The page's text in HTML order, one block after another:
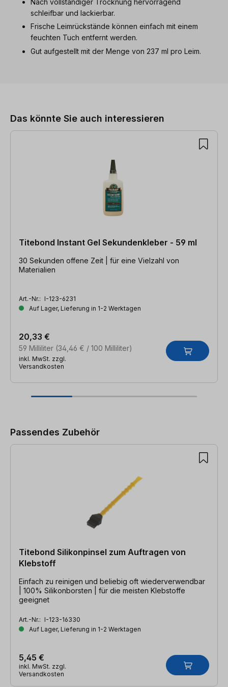
Nach vollständiger Trocknung hervorragend
schleifbar und lackierbar.
Frische Leimrückstände können einfach mit einem
feuchten Tuch entfernt werden.
Gut aufgestellt mit der Menge von 237 ml pro Leim.
Das könnte Sie auch interessieren
Titebond Instant Gel Sekundenkleber - 59 ml
30 Sekunden offene Zeit | für eine Vielzahl von
Materialien
Art.-Nr.: I-123-6231
Auf Lager, Lieferung in 1-2 Werktagen
59 Milliliter (34,46 € / 100 Milliliter)
20,33 €
inkl. MwSt. zzgl.
Versandkosten
Passendes Zubehör
Titebond Silikonpinsel zum Auftragen von
Klebstoff
Einfach zu reinigen und beliebig oft wiederverwendbar
geeignet
Art.-Nr.: I-123-16330
Auf Lager, Lieferung in 1-2 Werktagen
5,45 €
inkl. MwSt. zzgl.
Versandkosten